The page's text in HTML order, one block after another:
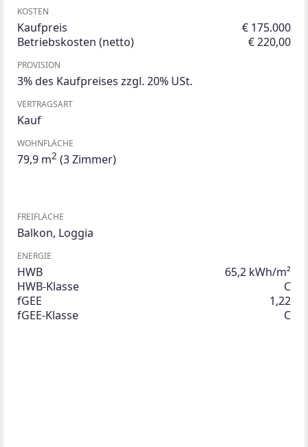
KOSTEN
Kaufpreis
€ 175.000
Betriebskosten (netto)
€ 220,00
PROVISION
3% des Kaufpreises zzgl. 20% USt.
VERTRAGSART
Kauf
WOHNFLÄCHE
79,9 m2 (3 Zimmer)
FREIFLÄCHE
Balkon, Loggia
ENERGIE
HWB
65,2 kWh/m²
HWB-Klasse
C
fGEE
1,22
fGEE-Klasse
C